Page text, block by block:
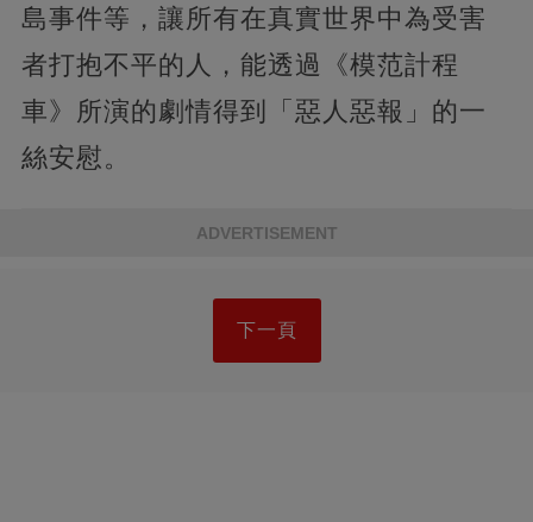
島事件等，讓所有在真實世界中為受害
者打抱不平的人，能透過《模范計程
車》所演的劇情得到「惡人惡報」的一
絲安慰。
ADVERTISEMENT
下一頁